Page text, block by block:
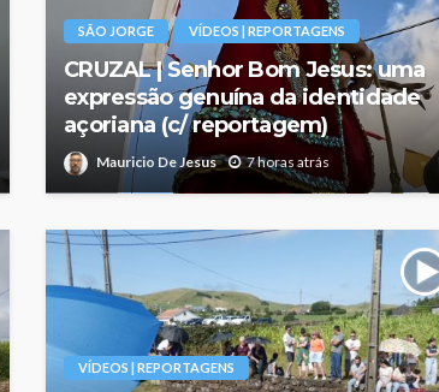
SÃO JORGE VÍDEOS | REPORTAGENS
CRUZAL | Senhor Bom Jesus: uma
expressão genuína da identidade
açoriana (c/ reportagem)
Mauricio De Jesus 7 horas atrás
VÍDEOS | REPORTAGENS